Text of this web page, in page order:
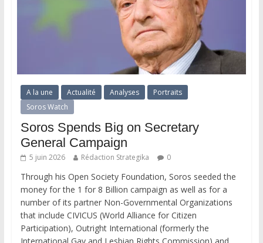
A la une Actualité Analyses
Portraits
Soros Watch
Soros Spends Big on Secretary
General Campaign
5 juin 2026 Rédaction Strategika 0
Through his Open Society Foundation, Soros seeded the
money for the 1 for 8 Billion campaign as well as for a
number of its partner Non-Governmental Organizations
that include CIVICUS (World Alliance for Citizen
Participation), Outright International (formerly the